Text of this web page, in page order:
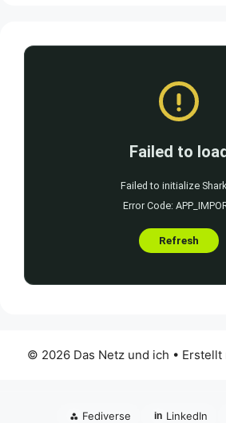
© 2026 Das Netz und ich • Erstellt
⁂ Fediverse in LinkedIn